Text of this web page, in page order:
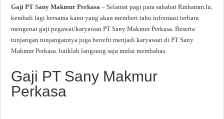
Gaji PT Sany Makmur Perkasa – Selamat pagi para sahabat Rmhamm.lu,
kembali lagi bersama kami yang akan memberi tahu informasi terbaru
mengenai gaji pegawai/karyawan PT Sany Makmur Perkasa. Beserta
tunjangan tunjangannya juga benefit menjadi karyawan di PT Sany
Makmur Perkasa. baiklah langsung saja mulai membahas.
Gaji PT Sany Makmur
Perkasa